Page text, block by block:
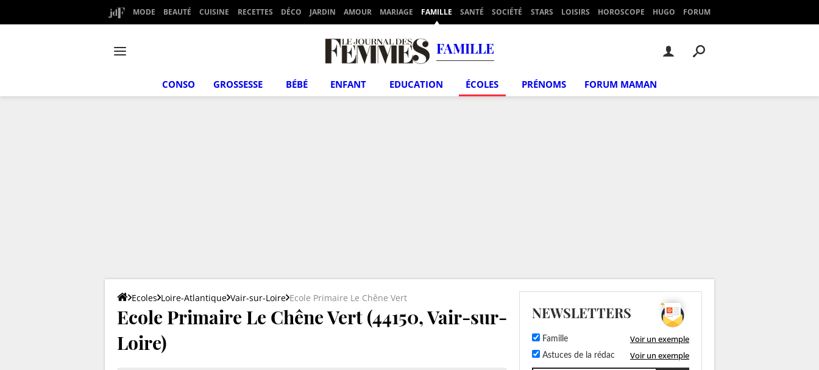
MODE BEAUTÉ CUISINE RECETTES DÉCO JARDIN AMOUR MARIAGE FAMILLE SANTÉ SOCIÉTÉ STARS LOISIRS HOROSCOPE HUGO FORUM
FAMILLE
CONSO GROSSESSE BÉBÉ ENFANT EDUCATION ÉCOLES PRÉNOMS FORUM MAMAN
Ecoles Loire-Atlantique Vair-sur-Loire Ecole Primaire Le Chêne Vert
Ecole Primaire Le Chêne Vert (44150, Vair-sur-
Loire)
NEWSLETTERS
Famille Voir un exemple
Astuces de la rédac Voir un exemple